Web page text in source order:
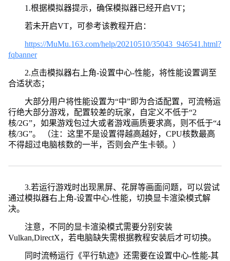
1.根据模拟器提示，确保模拟器已经开启VT；
若未开启VT，可参考该教程开启：
https://MuMu.163.com/help/20210510/35043_946541.html?
fqbanner
2.点击模拟器右上角-设置中心-性能，将性能设置调至
合适状态；
大部分用户将性能设置为“中”即为合适配置，可流畅运
行绝大部分游戏，配置较差的玩家，自定义不低于“2
核/2G”，如果游戏包过大或者游戏画质要求高，则不低于“4
核/3G”。 （注：这里不是设置得越高越好，CPU核数最高
不得超过电脑核数的一半，否则会产生卡顿。）
3.若运行游戏时出现黑屏、花屏等画面问题，可以尝试
通过模拟器右上角-设置中心-性能，切换显卡渲染模式解
决。
注意，不同的显卡渲染模式需要分别安装
Vulkan,DirectX，若电脑缺失需根据教程安装后才可切换。
同时流畅运行《平行轨迹》还需要在设置中心-性能-其